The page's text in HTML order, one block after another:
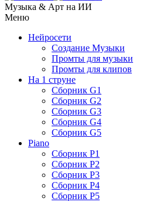
Музыка & Арт на ИИ
Меню
Нейросети
Создание Музыки
Промты для музыки
Промты для клипов
На 1 струне
Сборник G1
Сборник G2
Сборник G3
Сборник G4
Сборник G5
Piano
Сборник P1
Сборник P2
Сборник P3
Сборник P4
Сборник P5